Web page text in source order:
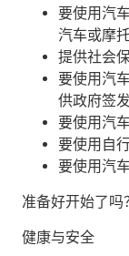
要使用汽
汽车或摩
提供社会
要使用汽
供政府签
要使用汽
要使用自
要使用汽
准备好开始了吗
健康与安全